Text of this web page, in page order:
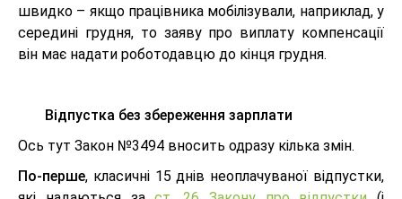
швидко – якщо працівника мобілізували, наприклад, у
середині грудня, то заяву про виплату компенсації
він має надати роботодавцю до кінця грудня.
Відпустка без збереження зарплати
Ось тут Закон №3494 вносить одразу кілька змін.
По-перше, класичні 15 днів неоплачуваної відпустки,